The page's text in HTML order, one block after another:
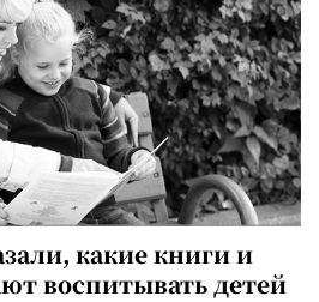
какие книги и
воспитывать детей